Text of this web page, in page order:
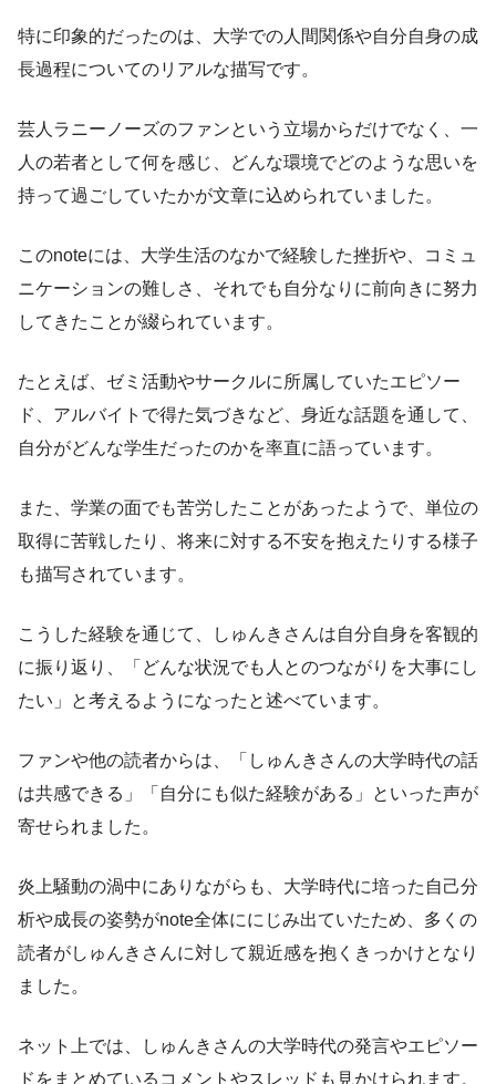
特に印象的だったのは、大学での人間関係や自分自身の成
長過程についてのリアルな描写です。
芸人ラニーノーズのファンという立場からだけでなく、一
人の若者として何を感じ、どんな環境でどのような思いを
持って過ごしていたかが文章に込められていました。
このnoteには、大学生活のなかで経験した挫折や、コミュ
ニケーションの難しさ、それでも自分なりに前向きに努力
してきたことが綴られています。
たとえば、ゼミ活動やサークルに所属していたエピソー
ド、アルバイトで得た気づきなど、身近な話題を通して、
自分がどんな学生だったのかを率直に語っています。
また、学業の面でも苦労したことがあったようで、単位の
取得に苦戦したり、将来に対する不安を抱えたりする様子
も描写されています。
こうした経験を通じて、しゅんきさんは自分自身を客観的
に振り返り、「どんな状況でも人とのつながりを大事にし
たい」と考えるようになったと述べています。
ファンや他の読者からは、「しゅんきさんの大学時代の話
は共感できる」「自分にも似た経験がある」といった声が
寄せられました。
炎上騒動の渦中にありながらも、大学時代に培った自己分
析や成長の姿勢がnote全体ににじみ出ていたため、多くの
読者がしゅんきさんに対して親近感を抱くきっかけとなり
ました。
ネット上では、しゅんきさんの大学時代の発言やエピソー
ドをまとめているコメントやスレッドも見かけられます。